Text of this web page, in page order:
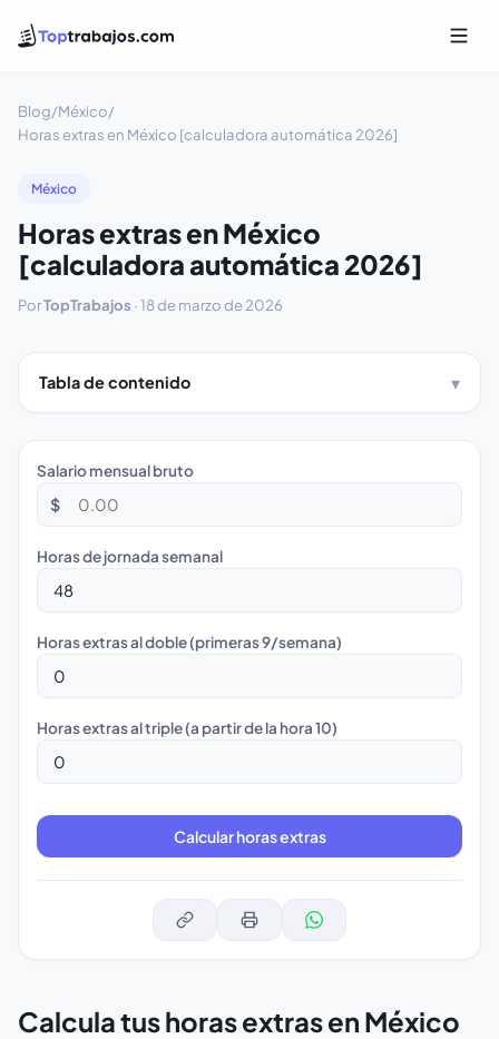
Blog/México/
Horas extras en México [calculadora automática 2026]
México
Horas extras en México
[calculadora automática 2026]
PorTopTrabajos ·18 de marzo de 2026
Tabla de contenido
Salario mensual bruto
$
Horas de jornada semanal
Horas extras al doble (primeras 9/semana)
Horas extras al triple (a partir de la hora 10)
Calcular horas extras
Calcula tus horas extras en México